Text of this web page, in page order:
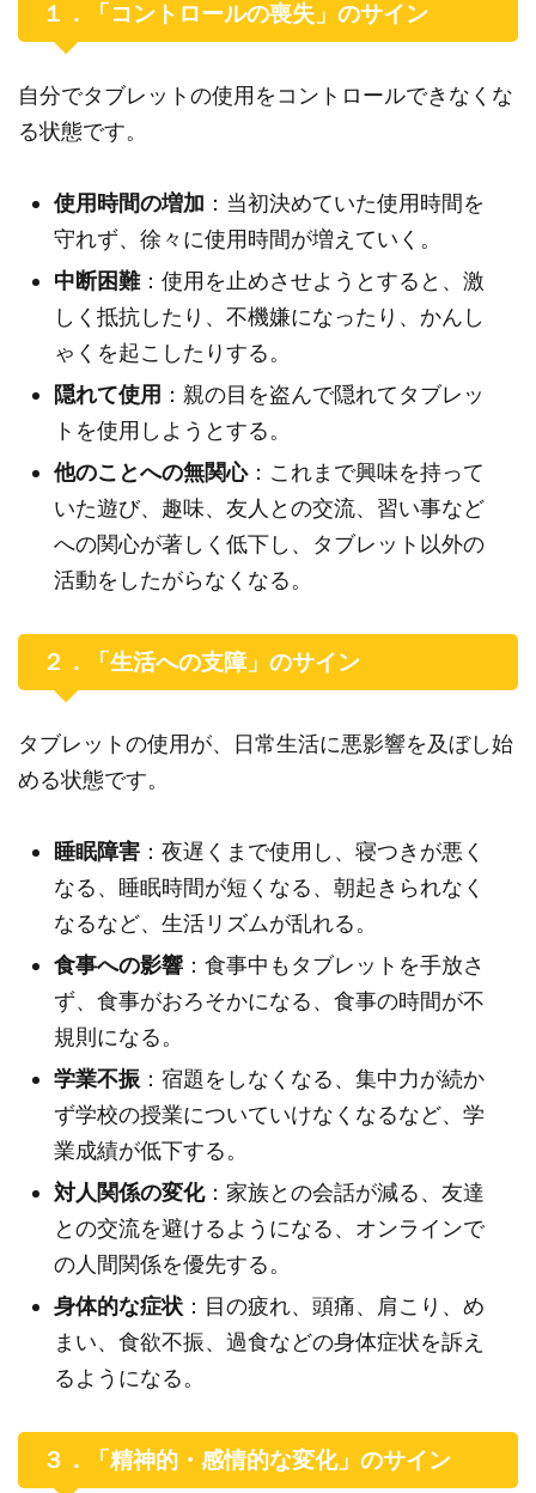
１．「コントロールの喪失」のサイン
自分でタブレットの使用をコントロールできなくな
る状態です。
使用時間の増加 ：当初決めていた使用時間を
守れず、徐々に使用時間が増えていく。
中断困難：使用を止めさせようとすると、激
しく抵抗したり、不機嫌になったり、かんし
ゃくを起こしたりする。
隠れて使用 ：親の目を盗んで隠れてタブレッ
トを使用しようとする。
他のことへの無関心：これまで興味を持って
いた遊び、趣味、友人との交流、習い事など
への関心が著しく低下し、タブレット以外の
活動をしたがらなくなる。
２．「生活への支障」のサイン
タブレットの使用が、日常生活に悪影響を及ぼし始
める状態です。
睡眠障害 ：夜遅くまで使用し、寝つきが悪く
なる、睡眠時間が短くなる、朝起きられなく
なるなど、生活リズムが乱れる。
食事への影響 ：食事中もタブレットを手放さ
ず、食事がおろそかになる、食事の時間が不
規則になる。
学業不振 ：宿題をしなくなる、集中力が続か
ず学校の授業についていけなくなるなど、学
業成績が低下する。
対人関係の変化：家族との会話が減る、友達
との交流を避けるようになる、オンラインで
の人間関係を優先する。
身体的な症状 ：目の疲れ、頭痛、肩こり、め
まい、食欲不振、過食などの身体症状を訴え
るようになる。
３．「精神的・感情的な変化」のサイン